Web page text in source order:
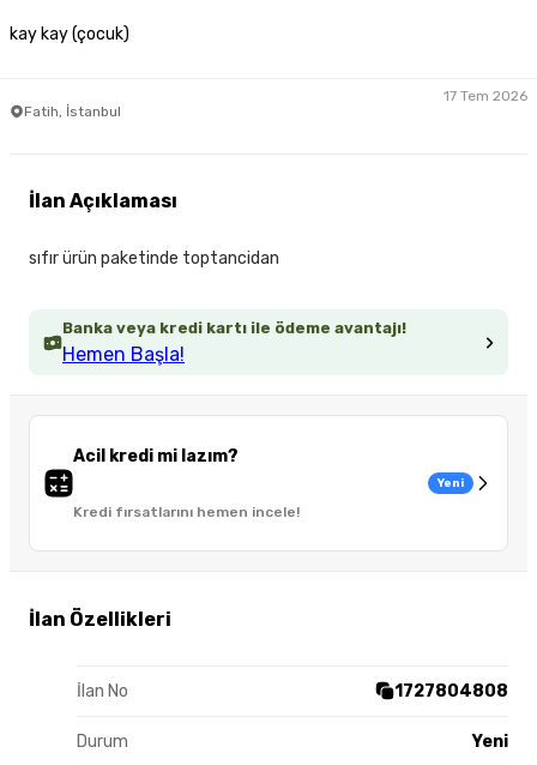
kay kay (çocuk)
Fatih, İstanbul
17 Tem 2026
Banka veya kredi kartı ile ödeme avantajı!
Hemen Başla!
Acil kredi mi lazım?
Kredi fırsatlarını hemen incele!
Yeni
İlan Özellikleri
İlan No 1727804808
Durum Yeni
İlan Açıklaması
sıfır ürün paketinde toptancidan